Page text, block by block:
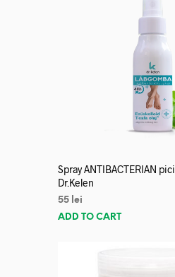
Spray ANTIBACTERIAN
Dr.Kelen
55 lei
ADD TO CART